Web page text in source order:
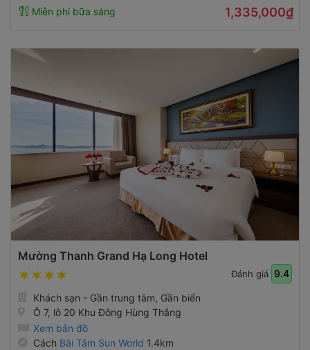
Miễn phí bữa sáng
1,335,000₫
Mường Thanh Grand Hạ Long Hotel
Đánh giá 9.4
Khách sạn - Gần trung tâm, Gần biển
Ô 7, lô 20 Khu Đông Hùng Thắng
Xem bản đồ
Cách Bãi Tắm Sun World 1.4km